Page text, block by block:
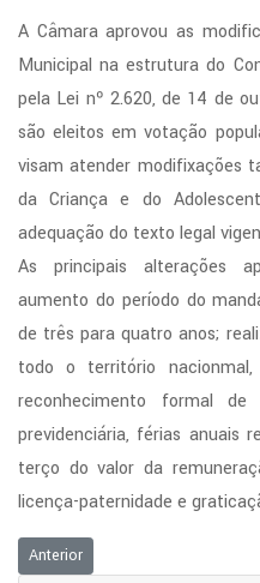
A Câmara aprovou as
Municipal na estrutura do
pela Lei nº 2.620, de 14 de
são eleitos em votação
visam atender modifixações
da Criança e do
adequação do texto legal
As principais alterações
aumento do período do
de três para quatro anos;
todo o território
reconhecimento formal
previdenciária, férias anuais
terço do valor da
licença-paternidade e
Artigo anterior: PREFEITURA JÁ
Anterior